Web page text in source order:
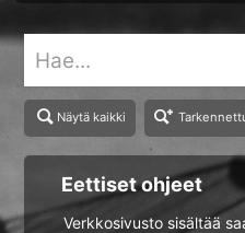
Näytä kaikki
Eettiset ohjeet
Verkkosivusto sisältää